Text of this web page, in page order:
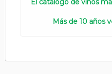
El catálogo de vinos
Más de 10 años